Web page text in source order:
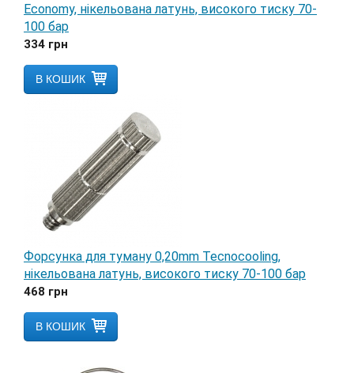
Economy, нікельована латунь, високого тиску 70-
100 бар
334 грн
В КОШИК
Форсунка для туману 0,20mm Tecnocooling,
нікельована латунь, високого тиску 70-100 бар
468 грн
В КОШИК